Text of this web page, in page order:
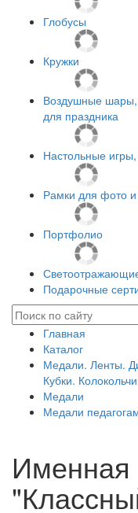
Глобусы
Кружки
Воздушные шары,
для праздника
Настольные
Рамки для фото
Портфолио
Подарочные
Главная
Каталог
Медали. Ленты.
Кубки.
Медали
Медали